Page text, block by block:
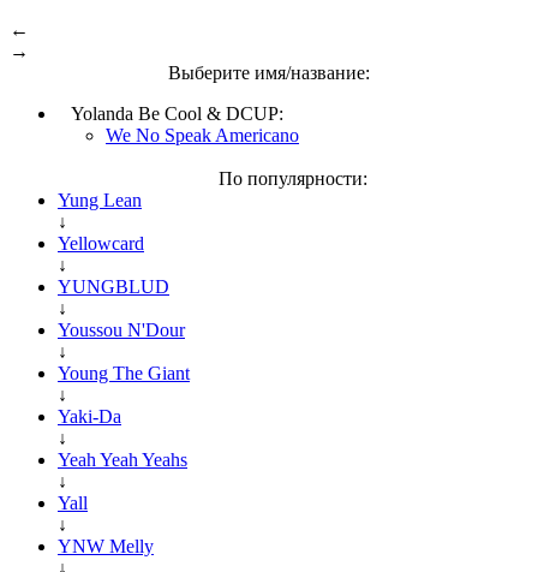
←
→
Выберите имя/название:
Yolanda Be Cool & DCUP:
We No Speak Americano
По популярности:
Yung Lean
↓
Yellowcard
↓
YUNGBLUD
↓
Youssou N'Dour
↓
Young The Giant
↓
Yaki-Da
↓
Yeah Yeah Yeahs
↓
Yall
↓
YNW Melly
↓